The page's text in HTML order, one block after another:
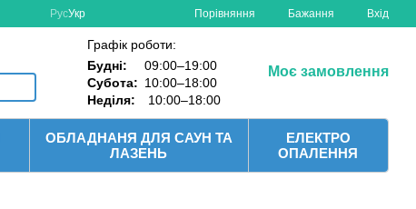
РусУкр Порівняння Бажання Вхід
Графік роботи:
Будні:
09:00–19:00
Субота: 10:00–18:00
Неділя:
10:00–18:00
Моє замовлення
ОБЛАДНАНЯ ДЛЯ САУН ТА
ЛАЗЕНЬ
ЕЛЕКТРО
ОПАЛЕННЯ